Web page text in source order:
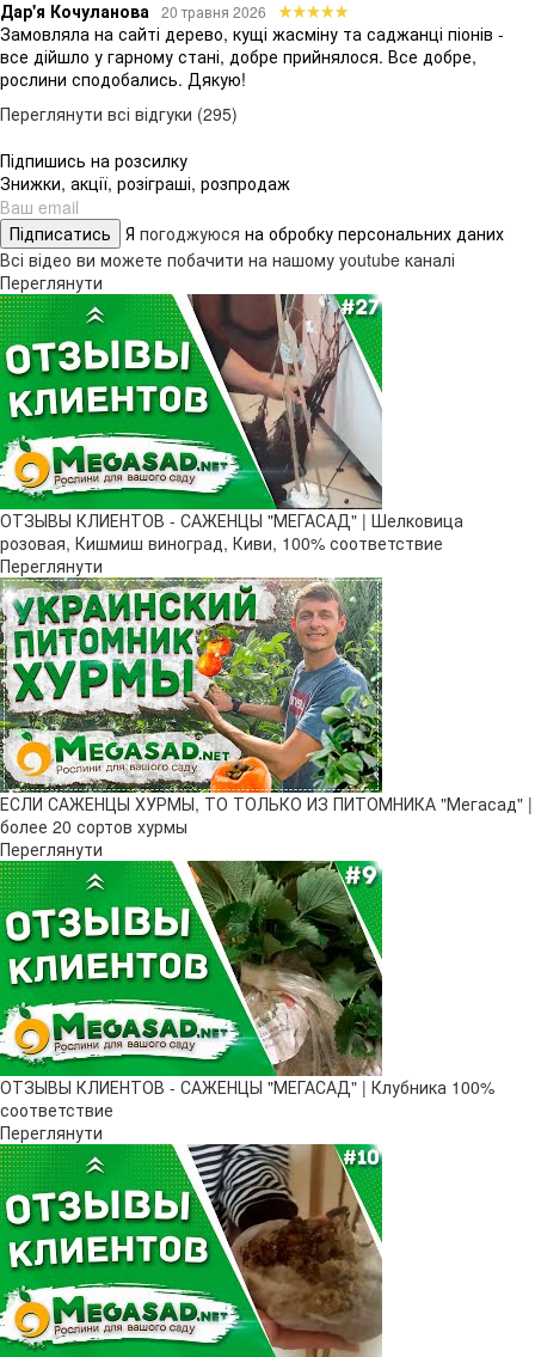
Дар'я Кочуланова 20 травня 2026
Замовляла на сайті дерево, кущі жасміну та саджанці піонів -
все дійшло у гарному стані, добре прийнялося. Все добре,
рослини сподобались. Дякую!
Переглянути всі відгуки (295)
Підпишись на розсилку
Знижки, акції, розіграші, розпродаж
Підписатись Я погоджуюся на обробку персональних даних
Всі відео ви можете побачити на нашому youtube каналі
Переглянути
ОТЗЫВЫ КЛИЕНТОВ - САЖЕНЦЫ "МЕГАСАД" | Шелковица
розовая, Кишмиш виноград, Киви, 100% соответствие
Переглянути
ЕСЛИ САЖЕНЦЫ ХУРМЫ, ТО ТОЛЬКО ИЗ ПИТОМНИКА "Мегасад" |
более 20 сортов хурмы
Переглянути
ОТЗЫВЫ КЛИЕНТОВ - САЖЕНЦЫ "МЕГАСАД" | Клубника 100%
соответствие
Переглянути